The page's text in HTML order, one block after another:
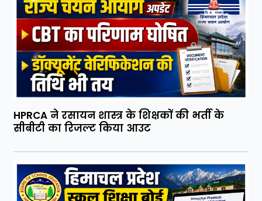
HPRCA ने रसायन शास्त्र के शिक्षकों की भर्ती के
सीबीटी का रिजल्ट किया आउट